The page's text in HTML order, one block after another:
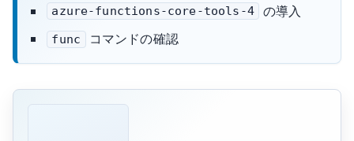
azure-functions-core-tools-4 の導入
func コマンドの確認